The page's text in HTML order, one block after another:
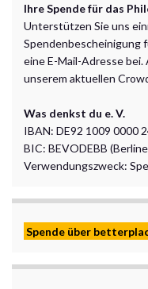
Ihre Spende für das
Unterstützen Sie uns
Spendenbescheinigung
eine E-Mail-Adresse bei.
unserem aktuellen
Was denkst du e. V.
IBAN: DE92 1009 0000
BIC: BEVODEBB
Verwendungszweck:
Spende über